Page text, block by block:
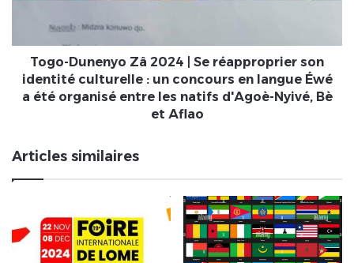
identité
culturelle
Éwé
a
entre
les
Togo-Dunenyo Zâ 2024 | Se réapproprier son
identité culturelle : un concours en langue Éwé
a été organisé entre les natifs d'Agoè-Nyivé, Bè
et Aflao
Articles similaires